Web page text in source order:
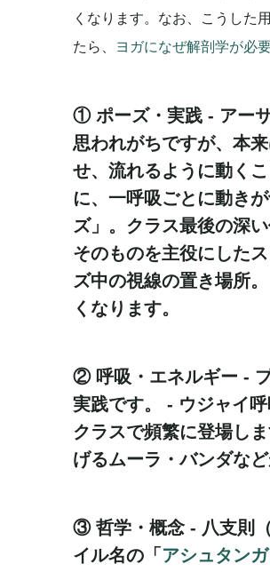
くなります。なお、こうした
たら、
ヨガになぜ解剖学が必
① ポーズ・実践 - アー
思われがちですが、本
せ、流れるように動く
に、一呼吸ごとに動き
ズ」。クラス最後の深
そのものを主役にした
ズ中の視線の置き場所
くなります。
② 呼吸・エネルギー -
実践です。 - ウジャイ
クラスで頻繁に登場し
げるムーラ・バンダなど
③ 哲学・概念 - 八支則
イル名の「 アシュタン